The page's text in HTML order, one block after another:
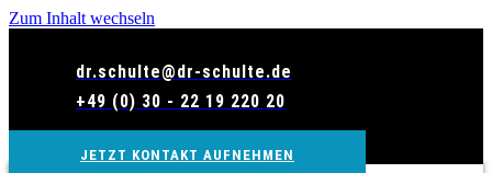
Zum Inhalt wechseln
dr.schulte@dr-schulte.de
+49 (0) 30 - 22 19 220 20
JETZT KONTAKT AUFNEHMEN